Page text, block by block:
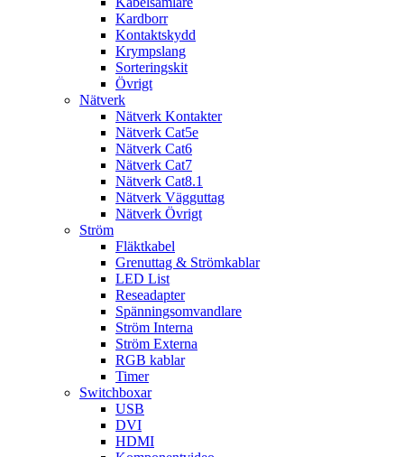
Kardborr
Kontaktskydd
Krympslang
Sorteringskit
Övrigt
Nätverk
Nätverk Kontakter
Nätverk Cat5e
Nätverk Cat6
Nätverk Cat7
Nätverk Cat8.1
Nätverk Vägguttag
Nätverk Övrigt
Ström
Fläktkabel
Grenuttag & Strömkablar
LED List
Reseadapter
Spänningsomvandlare
Ström Interna
Ström Externa
RGB kablar
Timer
Switchboxar
USB
DVI
HDMI